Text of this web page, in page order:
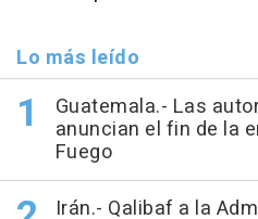
Lo más leído
Guatemala.- Las
anuncian el fin de la
Fuego
Irán.- Qalibaf a la